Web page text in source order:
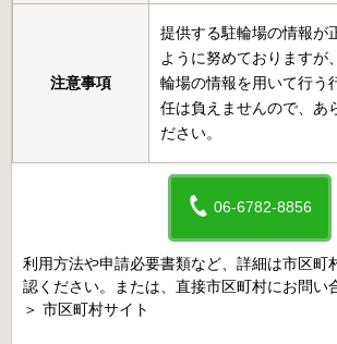
注意事項
提供する駐輪場の情報が
ように努めておりますが
輪場の情報を用いて行う
任は負えませんので、あ
ださい。
06-6782-8856
利用方法や申請必要書類など、詳細は市区町
認ください。または、直接市区町村にお問い
＞ 市区町村サイト